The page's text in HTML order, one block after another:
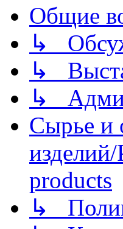
Общие
↳
↳
↳
Сырье и
products
↳